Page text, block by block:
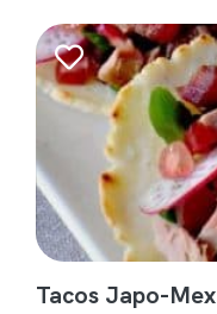
Tacos Japo-Mex